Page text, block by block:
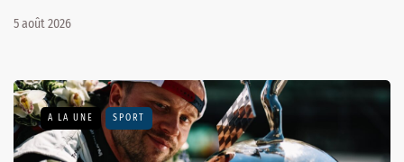
5 août 2026
A LA UNE SPORT